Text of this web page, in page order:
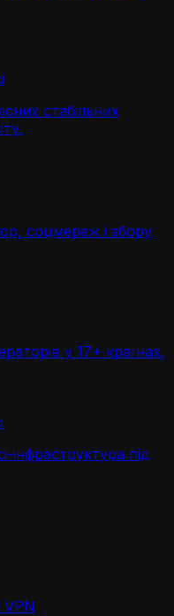
стабільних
соцмереж і збору
у 17+ країнах.
інфраструктура під
VPN